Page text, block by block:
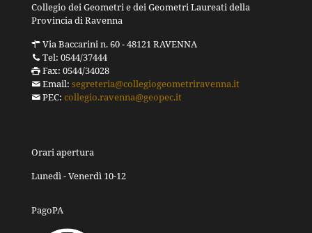
Collegio dei Geometri e dei Geometri Laureati della
Provincia di Ravenna
Via Baccarini n. 60 - 48121 RAVENNA
Tel: 0544/37444
Fax: 0544/34028
Email: segreteria@collegiogeometriravenna.it
PEC: collegio.ravenna@geopec.it
Orari apertura
Lunedì - Venerdì 10-12
PagoPA